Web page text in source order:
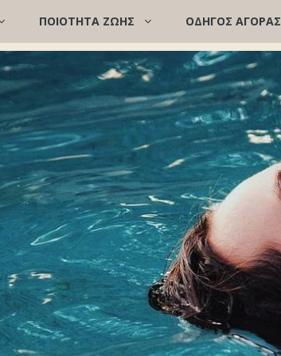
ΠΟΙΌΤΗΤΑ ΖΩΉΣ ΟΔΗΓΟΣ ΑΓΟΡΑΣ